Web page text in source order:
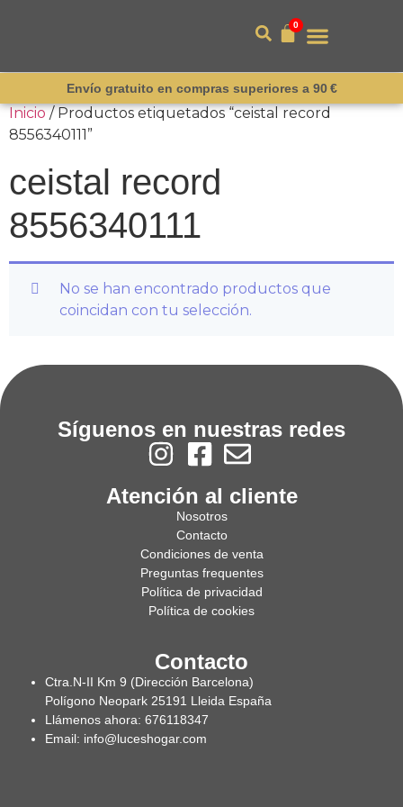
0
Envío gratuito en compras superiores a 90 €
Inicio/ Productos etiquetados “ceistal record
8556340111”
ceistal record
8556340111
No se han encontrado productos que
coincidan con tu selección.
Síguenos en nuestras redes
Atención al cliente
Nosotros
Contacto
Condiciones de venta
Preguntas frequentes
Política de privacidad
Política de cookies
Contacto
Ctra.N-II Km 9 (Dirección Barcelona)
Polígono Neopark 25191 Lleida España
Llámenos ahora: 676118347
Email: info@luceshogar.com